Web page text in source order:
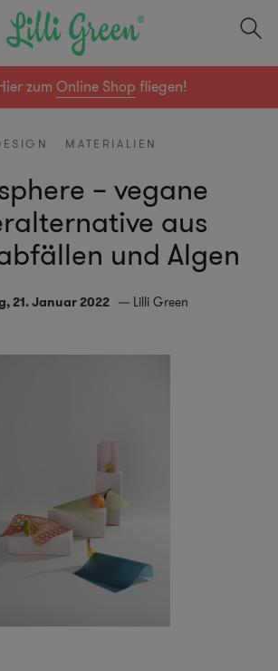
zumOnline Shop fliegen!
MATERIALIEN
– vegane
aus
und Algen
21. Januar 2022 Lilli Green